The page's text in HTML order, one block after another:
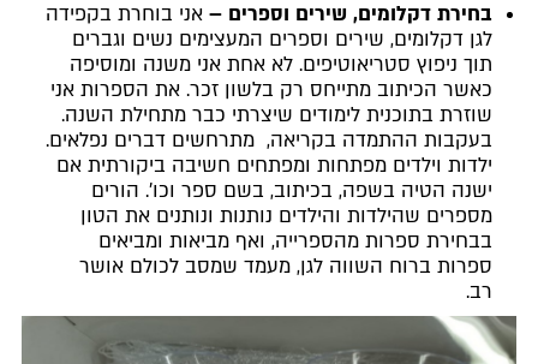
בחירת דקלומים, שירים וספרים –אני בוחרת בקפידה
לגן דקלומים, שירים וספרים המעצימים נשים וגברים
תוך ניפוץ סטריאוטיפים. לא אחת אני משנה ומוסיפה
כאשר הכיתוב מתייחס רק בלשון זכר. את הספרות אני
שוזרת בתוכנית לימודים שיצרתי כבר מתחילת השנה.
בעקבות ההתמדה בקריאה, מתרחשים דברים נפלאים.
ילדות וילדים מפתחות ומפתחים חשיבה ביקורתית אם
ישנה הטיה בשפה, בכיתוב, בשם ספר וכו'. הורים
מספרים שהילדות והילדים נותנות ונותנים את הטון
בבחירת ספרות מהספרייה, ואף מביאות ומביאים
ספרות ברוח השווה לגן, מעמד שמסב לכולם אושר
רב.